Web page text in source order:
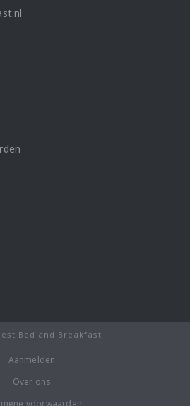
Bed and Breakfast
Aanmelden
Over ons